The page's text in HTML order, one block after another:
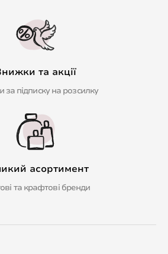
та акції
за підписку на розсилку
асортимент
та крафтові бренди